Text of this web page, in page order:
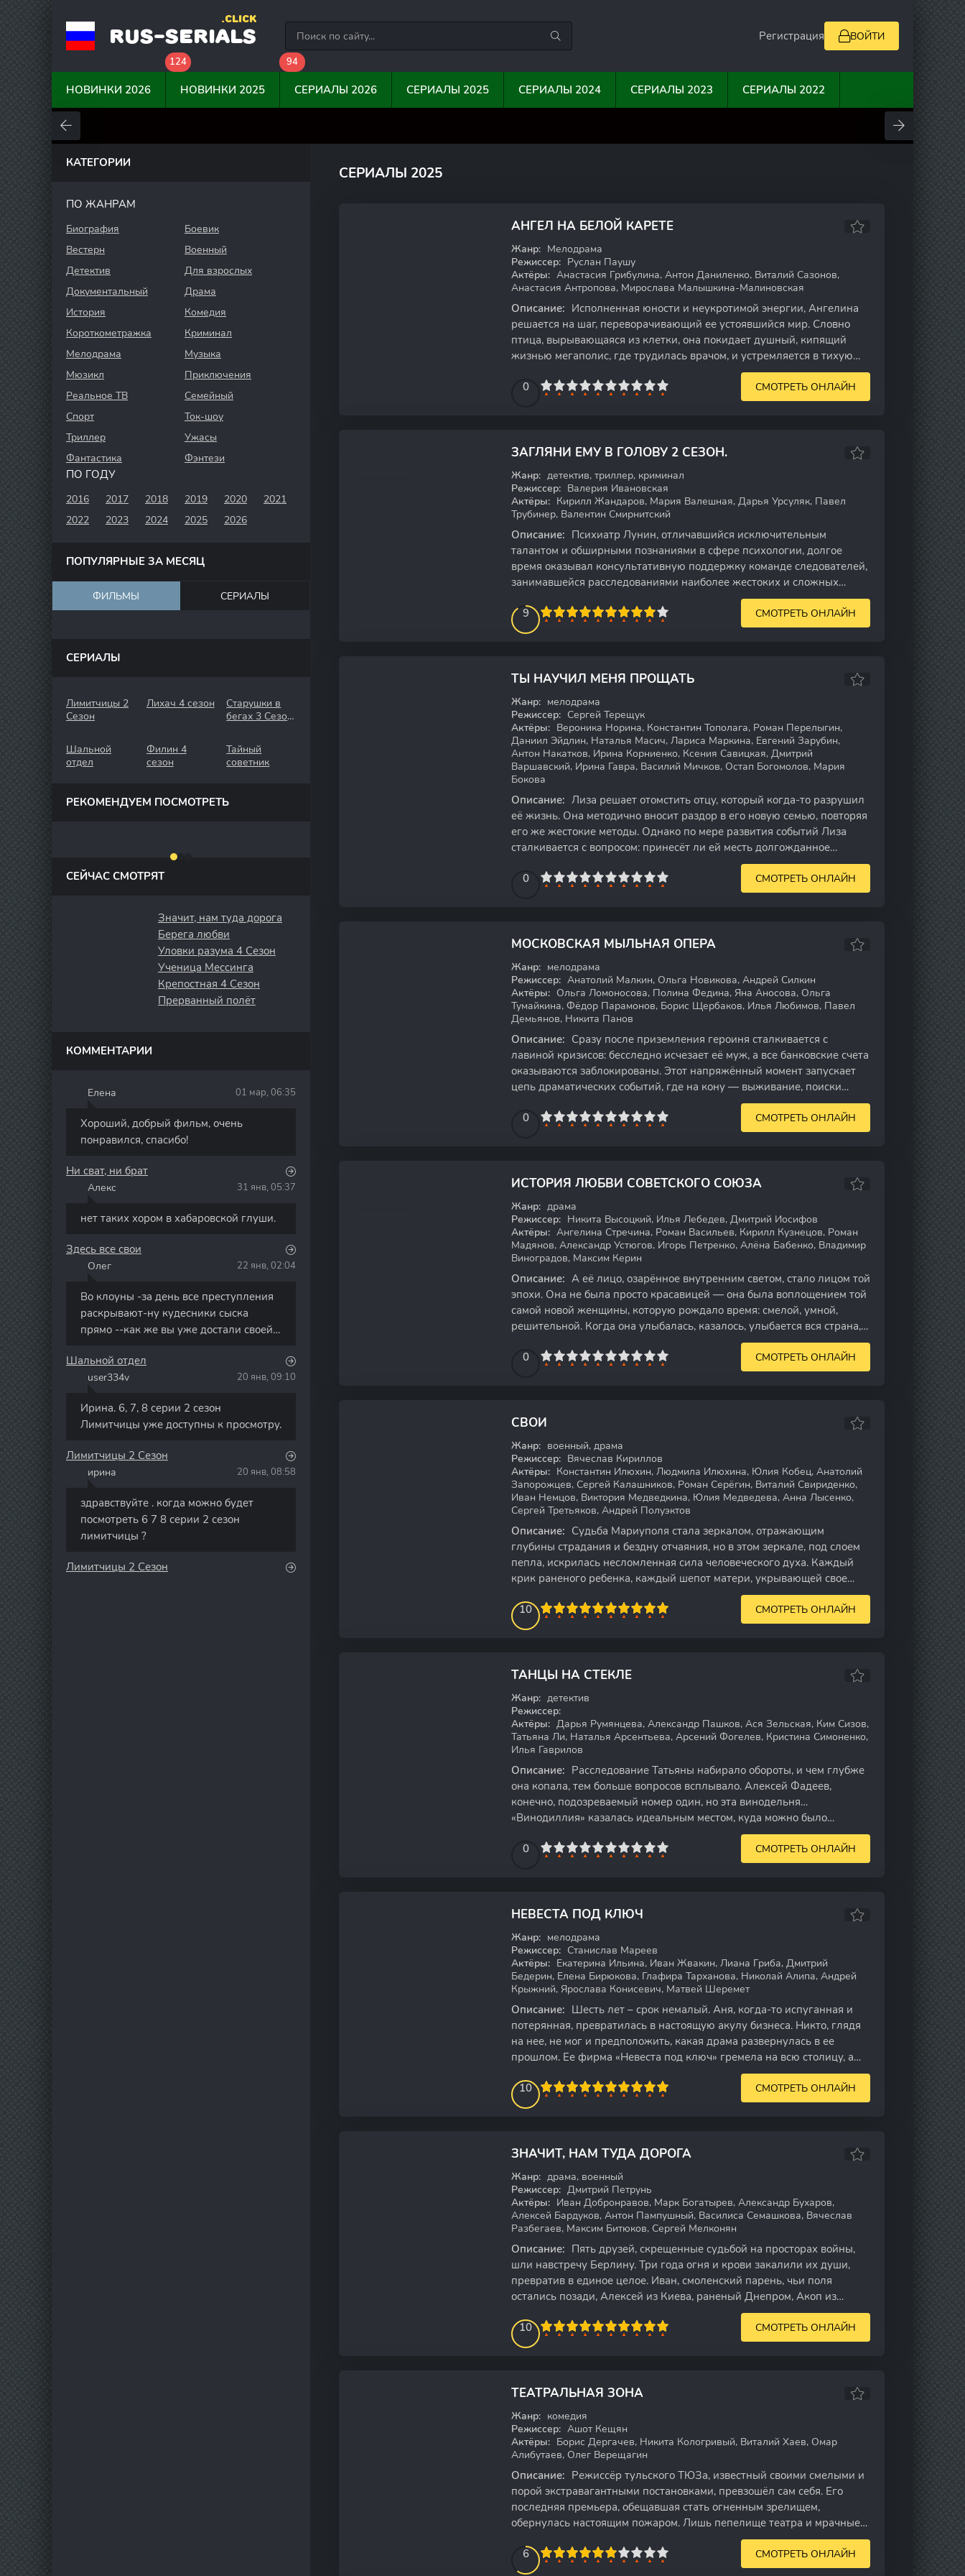
RUS-SERIALS
.CLICK
Регистрация ВОЙТИ
НОВИНКИ 2026
124
НОВИНКИ 2025
94
СЕРИАЛЫ 2026 СЕРИАЛЫ 2025 СЕРИАЛЫ 2024 СЕРИАЛЫ 2023 СЕРИАЛЫ 2022
0 0
СЕРИАЛЫ 2025
АНГЕЛ НА БЕЛОЙ КАРЕТЕ
Жанр: Мелодрама
Режиссер: Руслан Паушу
Актёры: Анастасия Грибулина, Антон Даниленко, Виталий Сазонов,
Анастасия Антропова, Мирослава Малышкина-Малиновская
Описание: Исполненная юности и неукротимой энергии, Ангелина
решается на шаг, переворачивающий ее устоявшийся мир. Словно
птица, вырывающаяся из клетки, она покидает душный, кипящий
жизнью мегаполис, где трудилась врачом, и устремляется в тихую
0
5 7 8 9 10 СМОТРЕТЬ ОНЛАЙН
ЗАГЛЯНИ ЕМУ В ГОЛОВУ 2 СЕЗОН.
Жанр: детектив, триллер, криминал
Режиссер: Валерия Ивановская
Актёры: Кирилл Жандаров, Мария Валешная, Дарья Урсуляк, Павел
Трубинер, Валентин Смирнитский
Описание: Психиатр Лунин, отличавшийся исключительным
талантом и обширными познаниями в сфере психологии, долгое
время оказывал консультативную поддержку команде следователей,
занимавшейся расследованиями наиболее жестоких и сложных
9
4 5 6 7 8 9 10 СМОТРЕТЬ ОНЛАЙН
ТЫ НАУЧИЛ МЕНЯ ПРОЩАТЬ
Жанр: мелодрама
Режиссер: Сергей Терещук
Актёры: Вероника Норина, Константин Тополага, Роман Перелыгин,
Даниил Эйдлин, Наталья Масич, Лариса Маркина, Евгений Зарубин,
Антон Накатков, Ирина Корниенко, Ксения Савицкая, Дмитрий
Варшавский, Ирина Гавра, Василий Мичков, Остап Богомолов, Мария
Бокова
Описание: Лиза решает отомстить отцу, который когда-то разрушил
её жизнь. Она методично вносит раздор в его новую семью, повторяя
его же жестокие методы. Однако по мере развития событий Лиза
сталкивается с вопросом: принесёт ли ей месть долгожданное
0
5 7 8 9 10 СМОТРЕТЬ ОНЛАЙН
МОСКОВСКАЯ МЫЛЬНАЯ ОПЕРА
Жанр: мелодрама
Режиссер: Анатолий Малкин, Ольга Новикова, Андрей Силкин
Актёры: Ольга Ломоносова, Полина Федина, Яна Аносова, Ольга
Тумайкина, Фёдор Парамонов, Борис Щербаков, Илья Любимов, Павел
Демьянов, Никита Панов
Описание: Сразу после приземления героиня сталкивается с
лавиной кризисов: бесследно исчезает её муж, а все банковские счета
оказываются заблокированы. Этот напряжённый момент запускает
цепь драматических событий, где на кону — выживание, поиски
0
5 7 8 9 10 СМОТРЕТЬ ОНЛАЙН
ИСТОРИЯ ЛЮБВИ СОВЕТСКОГО СОЮЗА
Жанр: драма
Режиссер: Никита Высоцкий, Илья Лебедев, Дмитрий Иосифов
Актёры: Ангелина Стречина, Роман Васильев, Кирилл Кузнецов, Роман
Мадянов, Александр Устюгов, Игорь Петренко, Алёна Бабенко, Владимир
Виноградов, Максим Керин
Описание: А её лицо, озарённое внутренним светом, стало лицом той
эпохи. Она не была просто красавицей — она была воплощением той
самой новой женщины, которую рождало время: смелой, умной,
решительной. Когда она улыбалась, казалось, улыбается вся страна,
0
5 7 8 9 10 СМОТРЕТЬ ОНЛАЙН
СВОИ
Жанр: военный, драма
Режиссер: Вячеслав Кириллов
Актёры: Константин Илюхин, Людмила Илюхина, Юлия Кобец, Анатолий
Запорожцев, Сергей Калашников, Роман Серёгин, Виталий Свириденко,
Иван Немцов, Виктория Медведкина, Юлия Медведева, Анна Лысенко,
Сергей Третьяков, Андрей Полуэктов
Описание: Судьба Мариуполя стала зеркалом, отражающим
глубины страдания и бездну отчаяния, но в этом зеркале, под слоем
пепла, искрилась несломленная сила человеческого духа. Каждый
крик раненого ребенка, каждый шепот матери, укрывающей свое
10
4 5 6 7 8 9 10 СМОТРЕТЬ ОНЛАЙН
ТАНЦЫ НА СТЕКЛЕ
Жанр: детектив
Режиссер:
Актёры: Дарья Румянцева, Александр Пашков, Ася Зельская, Ким Сизов,
Татьяна Ли, Наталья Арсентьева, Арсений Фогелев, Кристина Симоненко,
Илья Гаврилов
Описание: Расследование Татьяны набирало обороты, и чем глубже
она копала, тем больше вопросов всплывало. Алексей Фадеев,
конечно, подозреваемый номер один, но эта винодельня…
«Винодиллия» казалась идеальным местом, куда можно было
0
5 7 8 9 10 СМОТРЕТЬ ОНЛАЙН
НЕВЕСТА ПОД КЛЮЧ
Жанр: мелодрама
Режиссер: Станислав Мареев
Актёры: Екатерина Ильина, Иван Жвакин, Лиана Гриба, Дмитрий
Бедерин, Елена Бирюкова, Глафира Тарханова, Николай Алипа, Андрей
Крыжний, Ярослава Конисевич, Матвей Шеремет
Описание: Шесть лет – срок немалый. Аня, когда-то испуганная и
потерянная, превратилась в настоящую акулу бизнеса. Никто, глядя
на нее, не мог и предположить, какая драма развернулась в ее
прошлом. Ее фирма «Невеста под ключ» гремела на всю столицу, а
10
4 5 6 7 8 9 10 СМОТРЕТЬ ОНЛАЙН
ЗНАЧИТ, НАМ ТУДА ДОРОГА
Жанр: драма, военный
Режиссер: Дмитрий Петрунь
Актёры: Иван Добронравов, Марк Богатырев, Александр Бухаров,
Алексей Бардуков, Антон Пампушный, Василиса Семашкова, Вячеслав
Разбегаев, Максим Битюков, Сергей Мелконян
Описание: Пять друзей, скрещенные судьбой на просторах войны,
шли навстречу Берлину. Три года огня и крови закалили их души,
превратив в единое целое. Иван, смоленский парень, чьи поля
остались позади, Алексей из Киева, раненый Днепром, Акоп из
10
4 5 6 7 8 9 10 СМОТРЕТЬ ОНЛАЙН
ТЕАТРАЛЬНАЯ ЗОНА
Жанр: комедия
Режиссер: Ашот Кещян
Актёры: Борис Дергачев, Никита Кологривый, Виталий Хаев, Омар
Алибутаев, Олег Верещагин
Описание: Режиссёр тульского ТЮЗа, известный своими смелыми и
порой экстравагантными постановками, превзошёл сам себя. Его
последняя премьера, обещавшая стать огненным зрелищем,
обернулась настоящим пожаром. Лишь пепелище театра и мрачные
6
5 6 7 8 9 10 СМОТРЕТЬ ОНЛАЙН
КАТЕГОРИИ
ПО ЖАНРАМ
Биография
Боевик
Вестерн
Военный
Детектив
Для взрослых
Документальный
Драма
История
Комедия
Короткометражка
Криминал
Мелодрама
Музыка
Мюзикл
Приключения
Реальное ТВ
Семейный
Спорт
Ток-шоу
Триллер
Ужасы
Фантастика
Фэнтези
ПО ГОДУ
2016 2017 2018 2019 2020
2021
2022
2023 2024 2025 2026
ПОПУЛЯРНЫЕ ЗА МЕСЯЦ
ФИЛЬМЫ СЕРИАЛЫ
СЕРИАЛЫ
Лимитчицы 2
Сезон
Лихач 4 сезон
Старушки в
бегах 3 Сезон.
Каникулы
Шальной
отдел
Филин 4
сезон
Тайный
советник
РЕКОМЕНДУЕМ ПОСМОТРЕТЬ
СЕЙЧАС СМОТРЯТ
Значит, нам туда дорога
Берега любви
Уловки разума 4 Сезон
Ученица Мессинга
Крепостная 4 Сезон
Прерванный полёт
КОММЕНТАРИИ
Елена 01 мар, 06:35
Хороший, добрый фильм, очень
понравился, спасибо!
Ни сват, ни брат
Алекс 31 янв, 05:37
нет таких хором в хабаровской глуши.
Здесь все свои
Олег 22 янв, 02:04
Во клоуны -за день все преступления
раскрывают-ну кудесники сыска
прямо --как же вы уже достали своей
Шальной отдел
user334v 20 янв, 09:10
Ирина. 6, 7, 8 серии 2 сезон
Лимитчицы уже доступны к просмотру.
Лимитчицы 2 Сезон
ирина 20 янв, 08:58
здравствуйте . когда можно будет
посмотреть 6 7 8 серии 2 сезон
лимитчицы ?
Лимитчицы 2 Сезон